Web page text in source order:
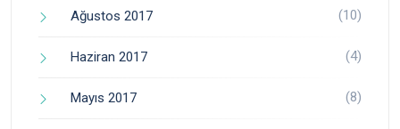
Ağustos 2017 (10)
Haziran 2017 (4)
Mayıs 2017 (8)